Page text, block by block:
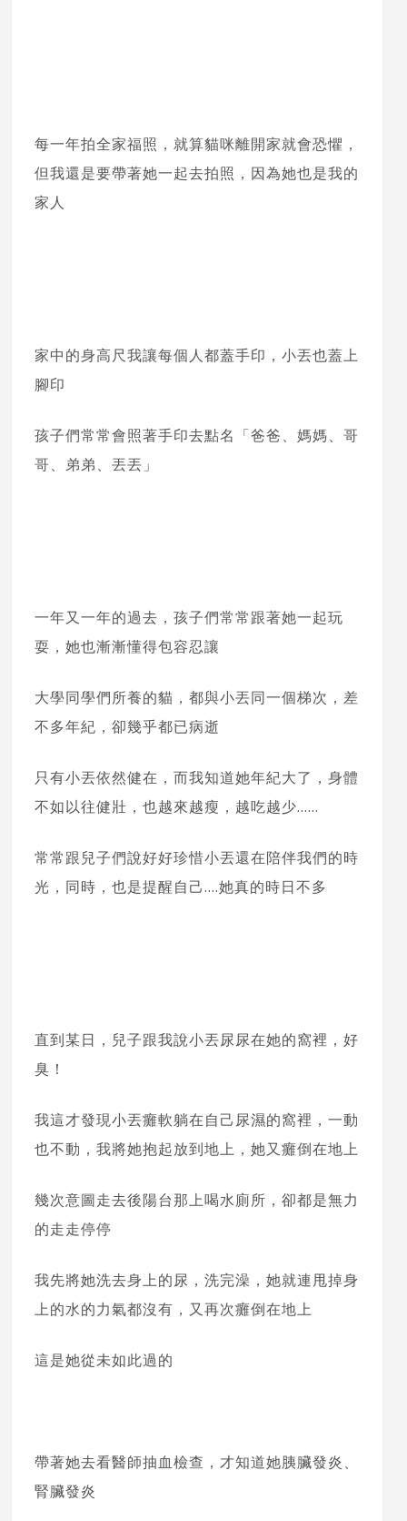
每一年拍全家福照，就算貓咪離開家就會恐懼，
但我還是要帶著她一起去拍照，因為她也是我的
家人
家中的身高尺我讓每個人都蓋手印，小丟也蓋上
腳印
孩子們常常會照著手印去點名「爸爸、媽媽、哥
哥、弟弟、丟丟」
一年又一年的過去，孩子們常常跟著她一起玩
耍，她也漸漸懂得包容忍讓
大學同學們所養的貓，都與小丟同一個梯次，差
不多年紀，卻幾乎都已病逝
只有小丟依然健在，而我知道她年紀大了，身體
不如以往健壯，也越來越瘦，越吃越少……
常常跟兒子們說好好珍惜小丟還在陪伴我們的時
光，同時，也是提醒自己….她真的時日不多
直到某日，兒子跟我說小丟尿尿在她的窩裡，好
臭！
我這才發現小丟癱軟躺在自己尿濕的窩裡，一動
也不動，我將她抱起放到地上，她又癱倒在地上
幾次意圖走去後陽台那上喝水廁所，卻都是無力
的走走停停
我先將她洗去身上的尿，洗完澡，她就連甩掉身
上的水的力氣都沒有，又再次癱倒在地上
這是她從未如此過的
帶著她去看醫師抽血檢查，才知道她胰臟發炎、
腎臟發炎